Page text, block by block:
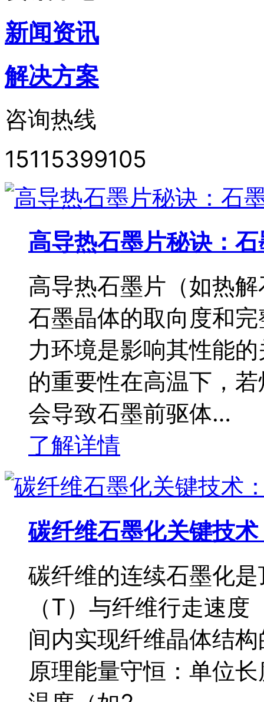
新闻资讯
解决方案
咨询热线
15115399105
高导热石墨片秘诀：
高导热石墨片（如热
石墨晶体的取向度和
力环境是影响其性能
的重要性在高温下，
会导致石墨前驱体…
了解详情
碳纤维石墨化关键技
碳纤维的连续石墨化
（T）与纤维行走速
间内实现纤维晶体结
原理能量守恒：单位